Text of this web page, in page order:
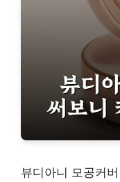
뷰디아니 모공커